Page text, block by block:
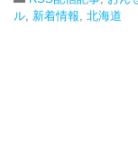
ル, 新着情報, 北海道